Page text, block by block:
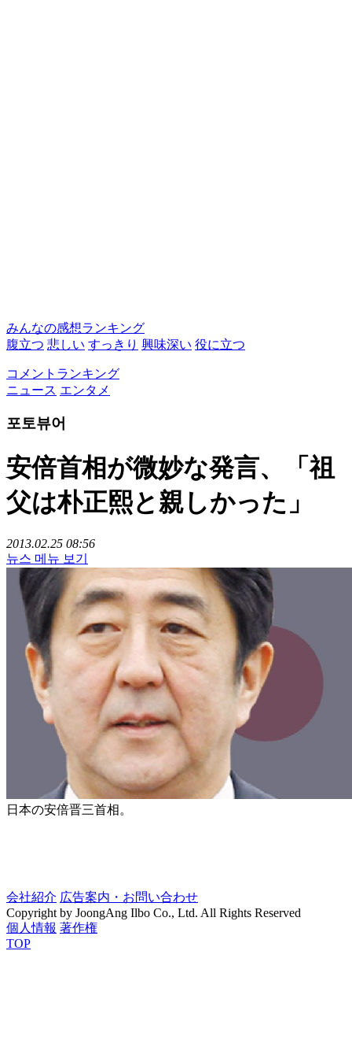
みんなの感想ランキング
腹立つ 悲しい すっきり 興味深い 役に立つ
コメントランキング
ニュース エンタメ
포토뷰어
安倍首相が微妙な発言、「祖
父は朴正熙と親しかった」
2013.02.25 08:56
뉴스 메뉴 보기
日本の安倍晋三首相。
会社紹介 広告案内・お問い合わせ
Copyright by JoongAng Ilbo Co., Ltd. All Rights Reserved
個人情報 著作権
TOP